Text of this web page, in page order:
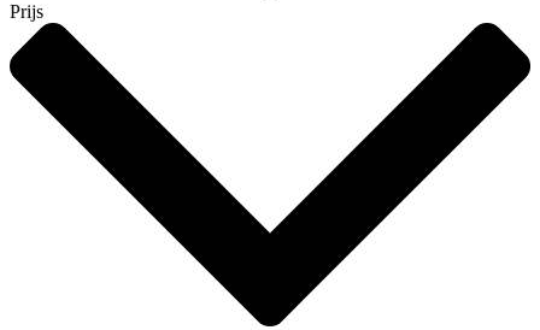
Prijs